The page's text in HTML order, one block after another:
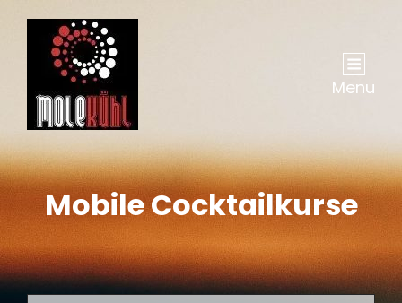
Menu
Mobile Cocktailkurse